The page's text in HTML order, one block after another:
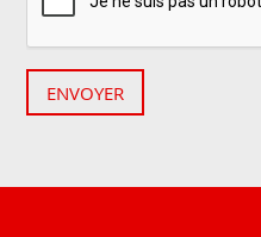
ENVOYER